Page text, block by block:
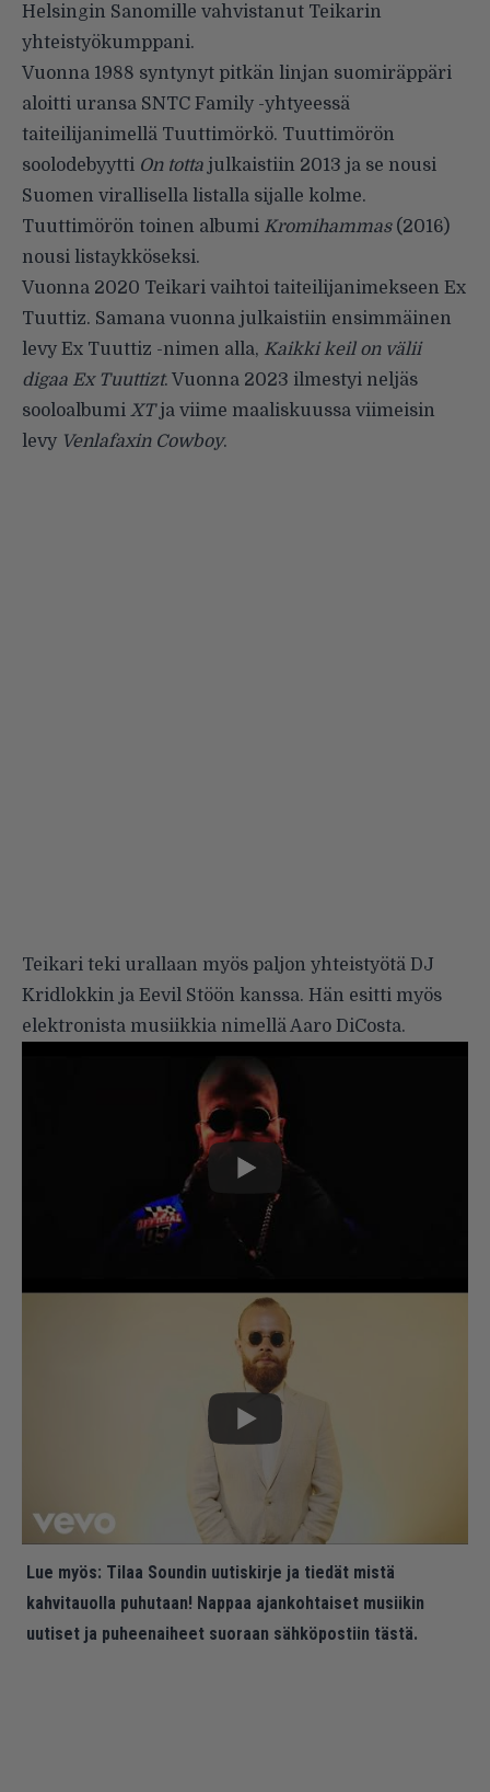
Helsingin Sanomille vahvistanut Teikarin
yhteistyökumppani.
Vuonna 1988 syntynyt pitkän linjan suomiräppäri
aloitti uransa SNTC Family -yhtyeessä
taiteilijanimellä Tuuttimörkö. Tuuttimörön
soolodebyytti On totta julkaistiin 2013 ja se nousi
Suomen virallisella listalla sijalle kolme.
Tuuttimörön toinen albumi Kromihammas (2016)
nousi listaykköseksi.
Vuonna 2020 Teikari vaihtoi taiteilijanimekseen Ex
Tuuttiz. Samana vuonna julkaistiin ensimmäinen
levy Ex Tuuttiz -nimen alla, Kaikki keil on välii
digaa Ex Tuuttizt. Vuonna 2023 ilmestyi neljäs
sooloalbumi XTja viime maaliskuussa viimeisin
levy Venlafaxin Cowboy.
Teikari teki urallaan myös paljon yhteistyötä DJ
Kridlokkin ja Eevil Stöön kanssa. Hän esitti myös
elektronista musiikkia nimellä Aaro DiCosta.
Lue myös: Tilaa Soundin uutiskirje ja tiedät mistä
kahvitauolla puhutaan! Nappaa ajankohtaiset musiikin
uutiset ja puheenaiheet suoraan sähköpostiin tästä.